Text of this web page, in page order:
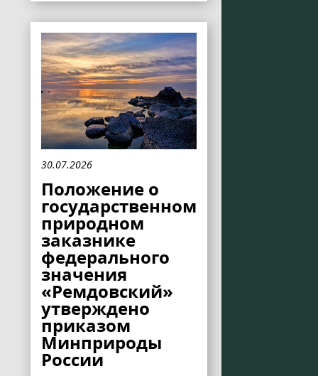
30.07.2026
Положение о
государственном
природном
заказнике
федерального
значения
«Ремдовский»
утверждено
приказом
Минприроды
России